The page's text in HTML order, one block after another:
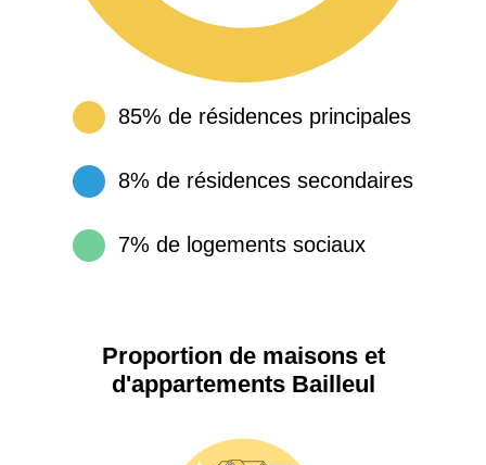
85% de résidences principales
8% de résidences secondaires
7% de logements sociaux
Proportion de maisons et
d'appartements Bailleul